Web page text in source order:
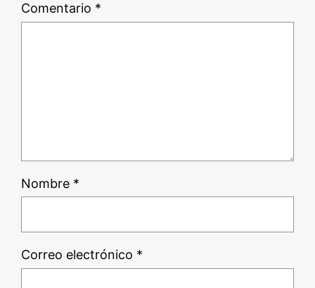
Comentario *
Nombre *
Correo electrónico *